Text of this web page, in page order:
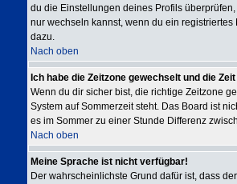
du die Einstellungen deines Profils
nur wechseln kannst, wenn du ein
dazu.
Nach oben
Ich habe die Zeitzone gewechselt und die
Wenn du dir sicher bist, die richtige Zeitzone
System auf Sommerzeit steht. Das Board ist
es im Sommer zu einer Stunde Differenz
Nach oben
Meine Sprache ist nicht verfügbar!
Der wahrscheinlichste Grund dafür ist, dass